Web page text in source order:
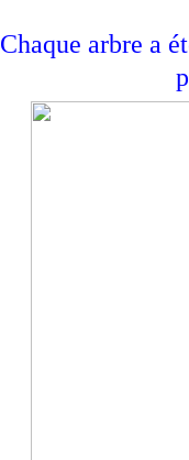
Chaque arbre a